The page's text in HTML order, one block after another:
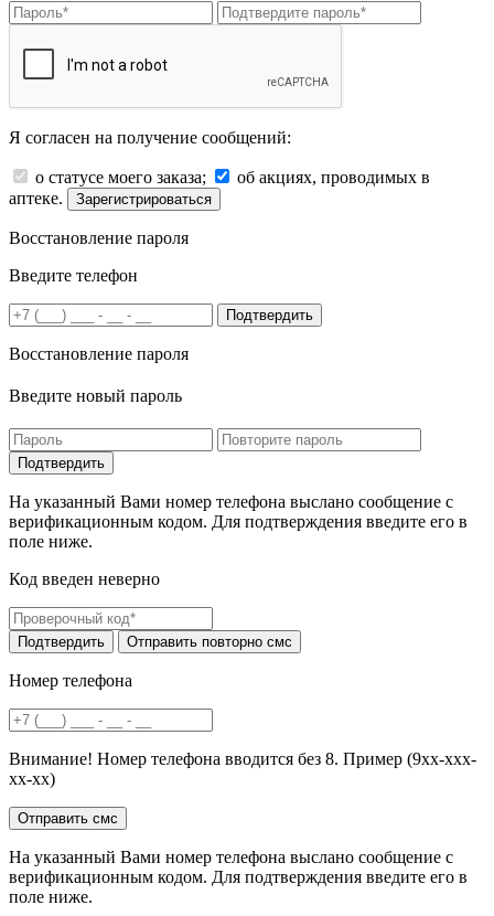
Я согласен на получение сообщений:
о статусе моего заказа;
об акциях, проводимых в
аптеке.
Зарегистрироваться
Восстановление пароля
Введите телефон
Подтвердить
Восстановление пароля
Введите новый пароль
На указанный Вами номер телефона выслано сообщение с
верификационным кодом. Для подтверждения введите его в
поле ниже.
Код введен неверно
Номер телефона
Внимание! Номер телефона вводится без 8. Пример (9хх-ххх-
хх-хх)
На указанный Вами номер телефона выслано сообщение с
верификационным кодом. Для подтверждения введите его в
поле ниже.